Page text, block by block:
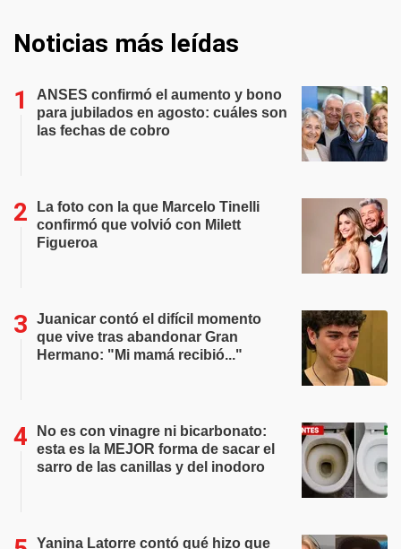
Noticias más leídas
ANSES confirmó el aumento y bono
para jubilados en agosto: cuáles son
las fechas de cobro
La foto con la que Marcelo Tinelli
confirmó que volvió con Milett
Figueroa
Juanicar contó el difícil momento
que vive tras abandonar Gran
Hermano: "Mi mamá recibió..."
No es con vinagre ni bicarbonato:
esta es la MEJOR forma de sacar el
sarro de las canillas y del inodoro
Yanina Latorre contó qué hizo que